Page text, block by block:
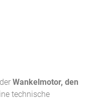
Wankelmotor, den
technische